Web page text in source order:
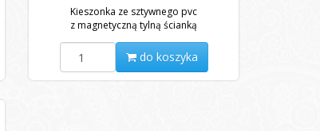
Kieszonka ze sztywnego pvc
z magnetyczną tylną ścianką
do koszyka